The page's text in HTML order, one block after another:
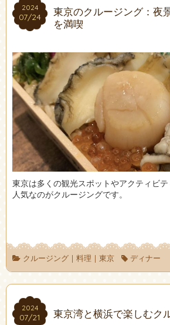
2024
07/24
2024
07/24
東京のクルージング：夜
を満喫
東京は多くの観光スポットやアクティビ
人気なのがクルージングです。
クルージング| 料理 | 東京 ディナー
2024
07/21
2024
07/21 東京湾と横浜で楽しむク